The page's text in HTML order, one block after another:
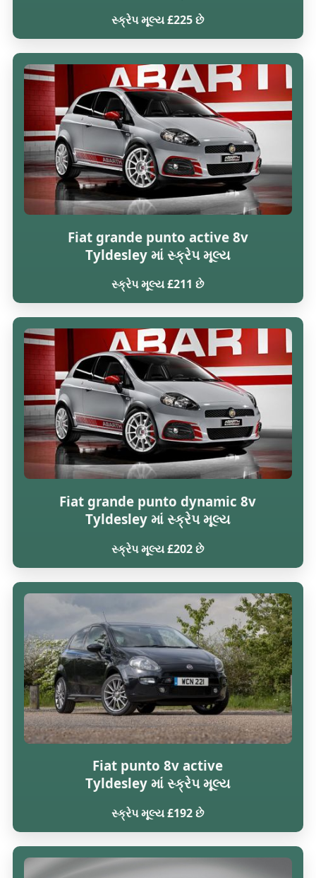
સ્ક્રેપ મૂલ્ય £225 છે
Fiat grande punto active 8v
Tyldesley માં સ્ક્રેપ મૂલ્ય
સ્ક્રેપ મૂલ્ય £211 છે
Fiat grande punto dynamic 8v
Tyldesley માં સ્ક્રેપ મૂલ્ય
સ્ક્રેપ મૂલ્ય £202 છે
Fiat punto 8v active
Tyldesley માં સ્ક્રેપ મૂલ્ય
સ્ક્રેપ મૂલ્ય £192 છે